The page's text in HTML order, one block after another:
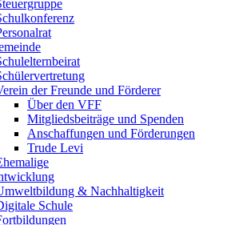
der Freunde und Förderer
Über den VFF
Mitgliedsbeiträge und Spenden
Anschaffungen und Förderungen
Trude Levi
& Nachhaltigkeit
Schule